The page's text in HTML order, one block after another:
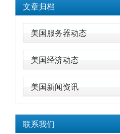
文章归档
美国服务器动态
美国经济动态
美国新闻资讯
联系我们